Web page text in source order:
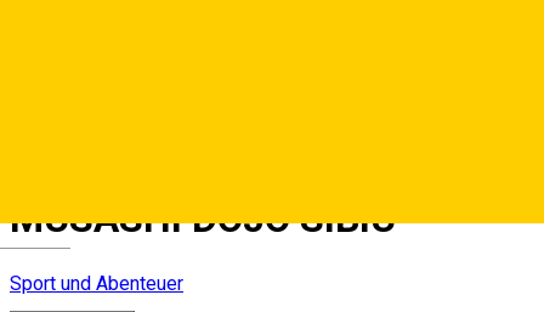
Deutsch
MUSASHI DOJO SIBIU
Sport und Abenteuer